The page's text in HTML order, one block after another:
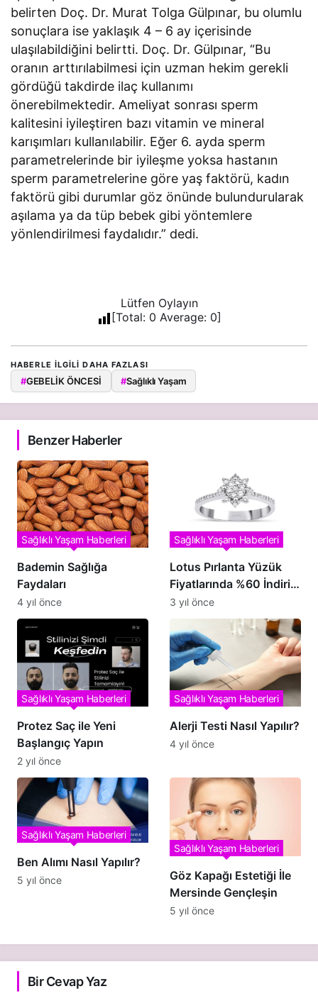
belirten Doç. Dr. Murat Tolga Gülpınar, bu olumlu
sonuçlara ise yaklaşık 4 – 6 ay içerisinde
ulaşılabildiğini belirtti. Doç. Dr. Gülpınar, “Bu
oranın arttırılabilmesi için uzman hekim gerekli
gördüğü takdirde ilaç kullanımı
önerebilmektedir. Ameliyat sonrası sperm
kalitesini iyileştiren bazı vitamin ve mineral
karışımları kullanılabilir. Eğer 6. ayda sperm
parametrelerinde bir iyileşme yoksa hastanın
sperm parametrelerine göre yaş faktörü, kadın
faktörü gibi durumlar göz önünde bulundurularak
aşılama ya da tüp bebek gibi yöntemlere
yönlendirilmesi faydalıdır.” dedi.
Lütfen Oylayın
[Total: 0 Average: 0]
HABERLE ILGILI DAHA FAZLASI
#GEBELİK ÖNCESİ #Sağlıklı Yaşam
Benzer Haberler
Bademin Sağlığa
Faydaları
Sağlıklı Yaşam Haberleri
4 yıl önce
Lotus Pırlanta Yüzük
Fiyatlarında %60 İndirim
Fırsatı!
Sağlıklı Yaşam Haberleri
3 yıl önce
Protez Saç ile Yeni
Başlangıç Yapın
Sağlıklı Yaşam Haberleri
2 yıl önce
Alerji Testi Nasıl Yapılır?
Sağlıklı Yaşam Haberleri
4 yıl önce
Ben Alımı Nasıl Yapılır?
Sağlıklı Yaşam Haberleri
5 yıl önce
Göz Kapağı Estetiği İle
Mersinde Gençleşin
Sağlıklı Yaşam Haberleri
5 yıl önce
Bir Cevap Yaz